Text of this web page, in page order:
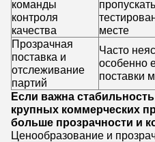
команды
контроля
качества
пропускать
месте
Прозрачная
поставка и
отслеживание
партий
Часто
особенно
поставки
Если важна
крупных коммерческих
больше прозрачности и
Ценообразование и